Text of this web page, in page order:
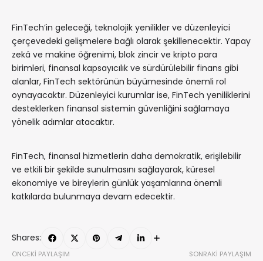
FinTech’in geleceği, teknolojik yenilikler ve düzenleyici
çerçevedeki gelişmelere bağlı olarak şekillenecektir. Yapay
zekâ ve makine öğrenimi, blok zincir ve kripto para
birimleri, finansal kapsayıcılık ve sürdürülebilir finans gibi
alanlar, FinTech sektörünün büyümesinde önemli rol
oynayacaktır. Düzenleyici kurumlar ise, FinTech yeniliklerini
desteklerken finansal sistemin güvenliğini sağlamaya
yönelik adımlar atacaktır.
FinTech, finansal hizmetlerin daha demokratik, erişilebilir
ve etkili bir şekilde sunulmasını sağlayarak, küresel
ekonomiye ve bireylerin günlük yaşamlarına önemli
katkılarda bulunmaya devam edecektir.
Shares:
ÖNCEKI PAYLAŞIM SONRAKI PAYLAŞIM